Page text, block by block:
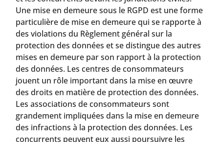
Une mise en demeure sous le RGPD est une forme
particulière de mise en demeure qui se rapporte à
des violations du Règlement général sur la
protection des données et se distingue des autres
mises en demeure par son rapport à la protection
des données. Les centres de consommateurs
jouent un rôle important dans la mise en œuvre
des droits en matière de protection des données.
Les associations de consommateurs sont
grandement impliquées dans la mise en demeure
des infractions à la protection des données. Les
concurrents peuvent eux aussi poursuivre les